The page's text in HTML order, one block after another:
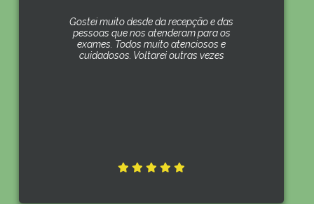
Gostei muito desde da recepção e das
pessoas que nos atenderam para os
exames. Todos muito atenciosos e
cuidadosos. Voltarei outras vezes